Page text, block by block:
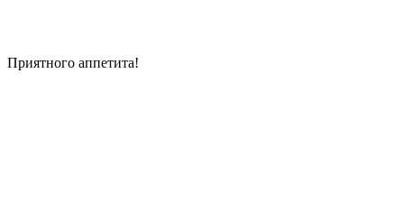
Приятного аппетита!